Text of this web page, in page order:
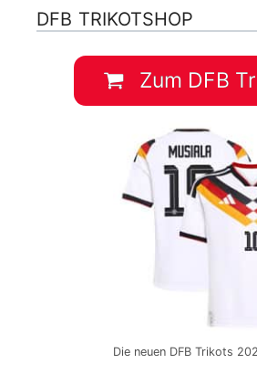
DFB TRIKOTSHOP
Zum DFB
Die neuen DFB Trikots